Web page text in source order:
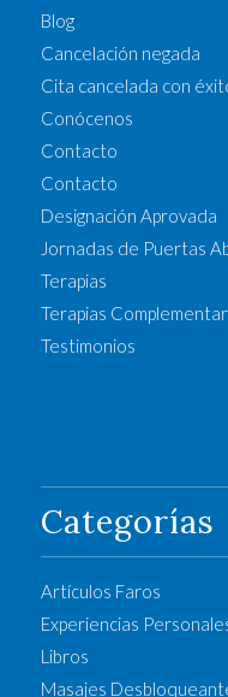
Blog
Cancelación negada
Cita cancelada con
Conócenos
Contacto
Contacto
Designación Aprovada
Jornadas de Puertas
Terapias
Terapias
Testimonios
Categorías
Artículos Faros
Experiencias
Libros
Masajes